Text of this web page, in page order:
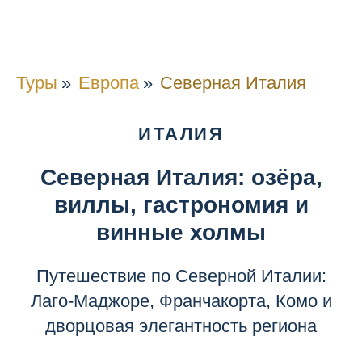
Туры » Европа » Северная Италия
ИТАЛИЯ
Северная Италия: озёра,
виллы, гастрономия и
винные холмы
Путешествие по Северной Италии:
Лаго-Маджоре, Франчакорта, Комо и
дворцовая элегантность региона